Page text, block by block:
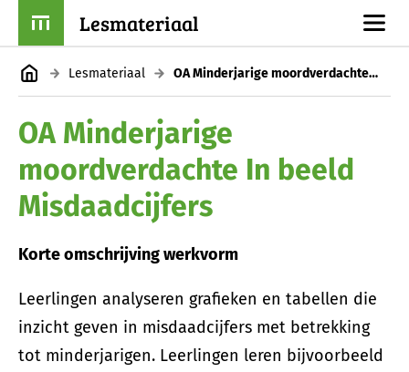
Lesmateriaal
Lesmateriaal OA Minderjarige moordverdachte In beeld Misdaadcijfers
OA Minderjarige
moordverdachte In beeld
Misdaadcijfers
Korte omschrijving werkvorm
Leerlingen analyseren grafieken en tabellen die
inzicht geven in misdaadcijfers met betrekking
tot minderjarigen. Leerlingen leren bijvoorbeeld